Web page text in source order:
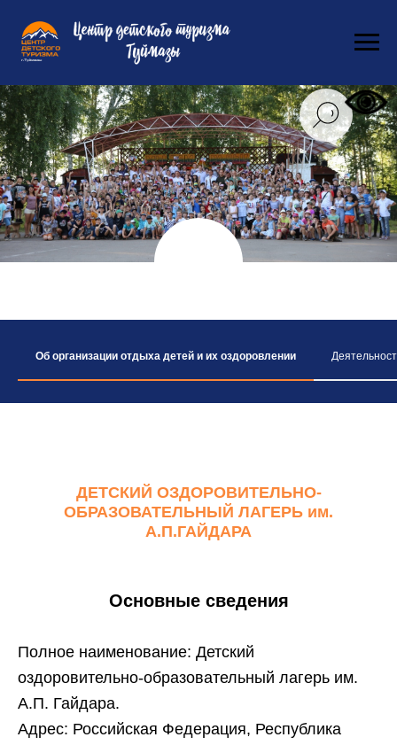
Об организации отдыха детей и их оздоровлении
ДЕТСКИЙ ОЗДОРОВИТЕЛЬНО-
ОБРАЗОВАТЕЛЬНЫЙ ЛАГЕРЬ им.
А.П.ГАЙДАРА
Основные сведения
Полное наименование: Детский
оздоровительно-образовательный лагерь им.
А.П. Гайдара.
Адрес: Российская Федерация, Республика